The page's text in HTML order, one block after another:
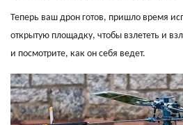
Теперь ваш дрон готов, пришло время
открытую площадку, чтобы взлететь и
и посмотрите, как он себя ведет.